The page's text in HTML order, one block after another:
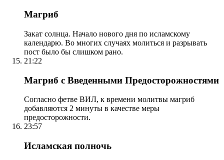
Магриб
Закат солнца. Начало нового дня по исламскому
календарю. Во многих случаях молиться и разрывать
пост было бы слишком рано.
21:22
Магриб с Введенными Предосторожностями
Согласно фетве ВИЛ, к времени молитвы магриб
добавляются 2 минуты в качестве меры
предосторожности.
23:57
Исламская полночь